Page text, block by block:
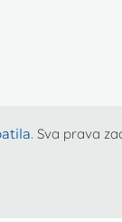
. Sva prava